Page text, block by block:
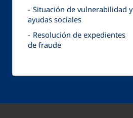
Situación de vulnerabilidad y
ayudas sociales
Resolución de expedientes
de fraude